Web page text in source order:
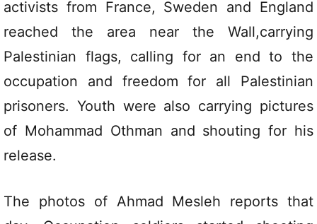
activists from France, Sweden and England
reached the area near the Wall,carrying
Palestinian flags, calling for an end to the
occupation and freedom for all Palestinian
prisoners. Youth were also carrying pictures
of Mohammad Othman and shouting for his
release.
The photos of Ahmad Mesleh reports that